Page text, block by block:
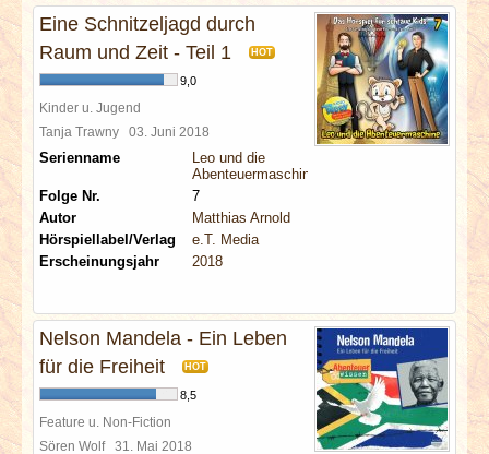
Eine Schnitzeljagd durch
Raum und Zeit - Teil 1
HOT
9,0
Kinder u. Jugend
Tanja Trawny 03. Juni 2018
Serienname
Leo und die
Abenteuermaschine
Folge Nr.
7
Autor
Matthias Arnold
Hörspiellabel/Verlag
e.T. Media
Erscheinungsjahr
2018
Nelson Mandela - Ein Leben
für die Freiheit
HOT
8,5
Feature u. Non-Fiction
Sören Wolf 31. Mai 2018